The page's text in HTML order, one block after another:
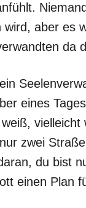
wird, aber es
da
eines
vielleicht
zwei
du bist
einen Plan